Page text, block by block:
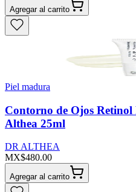
Agregar al carrito
Piel madura
Contorno de Ojos
Althea 25ml
DR ALTHEA
MX$480.00
Agregar al carrito